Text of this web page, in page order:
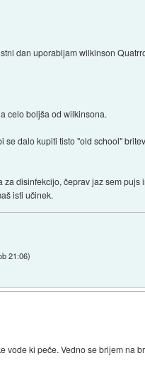
dan uporabljam wilkinson
celo boljša od wilkinsona.
se dalo kupiti tisto "old school"
disinfekcijo, čeprav jaz sem
isti učinek.
21:06)
vode ki peče. Vedno se brijem na